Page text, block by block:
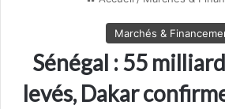
Marchés &
Sénégal : 55
levés, Dakar